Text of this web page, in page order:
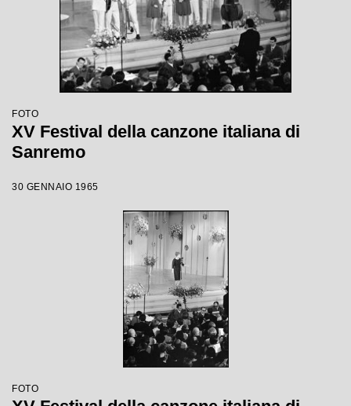
FOTO
XV Festival della canzone italiana di
Sanremo
30 GENNAIO 1965
FOTO